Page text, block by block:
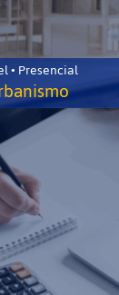
• Presencial